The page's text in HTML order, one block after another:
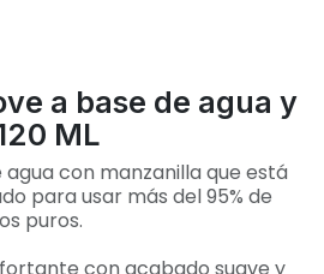
a base de agua y
ML
con manzanilla que está
para usar más del 95% de
puros.
con acabado suave y